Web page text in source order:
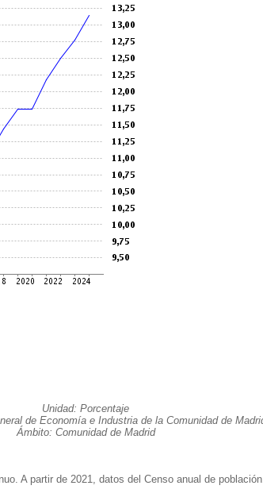
Unidad: Porcentaje
de Economía e Industria de la Comunidad de
Ámbito: Comunidad de Madrid
A partir de 2021, datos del Censo anual de población.